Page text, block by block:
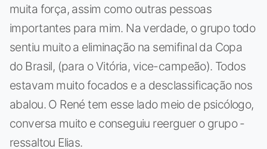
muita força, assim como outras pessoas
importantes para mim. Na verdade, o grupo todo
sentiu muito a eliminação na semifinal da Copa
do Brasil, (para o Vitória, vice-campeão). Todos
estavam muito focados e a desclassificação nos
abalou. O René tem esse lado meio de psicólogo,
conversa muito e conseguiu reerguer o grupo -
ressaltou Elias.